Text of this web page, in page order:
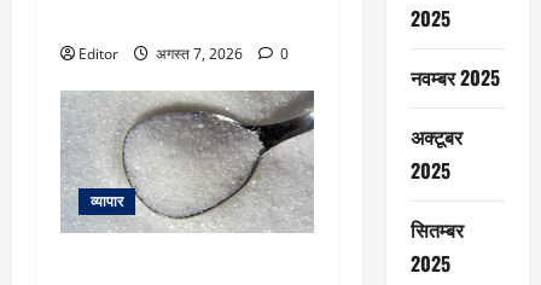
Editor अगस्त 7, 2026 0
व्यापार
2025
नवम्बर 2025
अक्टूबर
2025
सितम्बर
2025